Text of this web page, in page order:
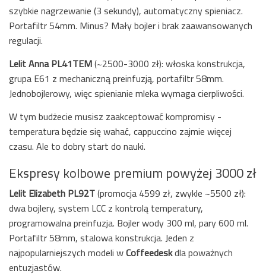
szybkie nagrzewanie (3 sekundy), automatyczny spieniacz.
Portafiltr 54mm. Minus? Mały bojler i brak zaawansowanych
regulacji.
Lelit Anna PL41TEM(~2500-3000 zł): włoska konstrukcja,
grupa E61 z mechaniczną preinfuzją, portafiltr 58mm.
Jednobojlerowy, więc spienianie mleka wymaga cierpliwości.
W tym budżecie musisz zaakceptować kompromisy -
temperatura będzie się wahać, cappuccino zajmie więcej
czasu. Ale to dobry start do nauki.
Ekspresy kolbowe premium powyżej 3000 zł
Lelit Elizabeth PL92T(promocja 4599 zł, zwykle ~5500 zł):
dwa bojlery, system LCC z kontrolą temperatury,
programowalna preinfuzja. Bojler wody 300 ml, pary 600 ml.
Portafiltr 58mm, stalowa konstrukcja. Jeden z
najpopularniejszych modeli wCoffeedeskdla poważnych
entuzjastów.